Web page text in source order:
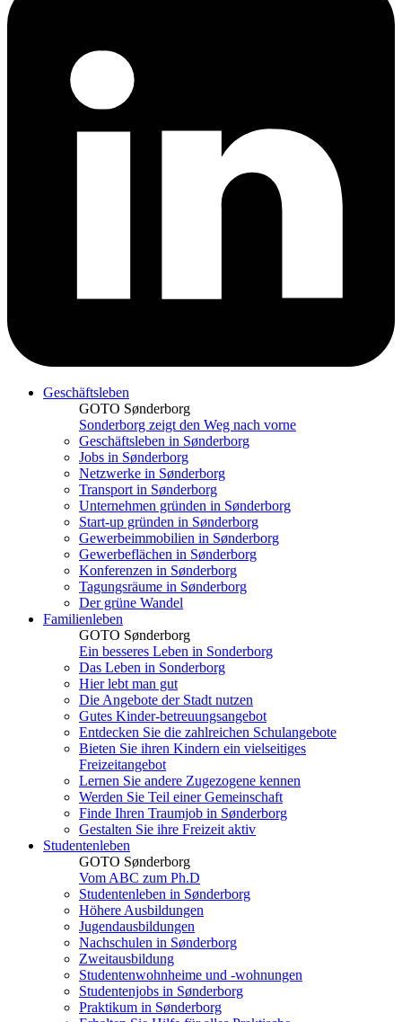
Geschäftsleben
GOTO Sønderborg
Sonderborg zeigt den Weg nach vorne
Geschäftsleben in Sønderborg
Jobs in Sønderborg
Netzwerke in Sønderborg
Transport in Sønderborg
Unternehmen gründen in Sønderborg
Start-up gründen in Sønderborg
Gewerbeimmobilien in Sønderborg
Gewerbeflächen in Sønderborg
Konferenzen in Sønderborg
Tagungsräume in Sønderborg
Der grüne Wandel
Familienleben
GOTO Sønderborg
Ein besseres Leben in Sonderborg
Das Leben in Sonderborg
Hier lebt man gut
Die Angebote der Stadt nutzen
Gutes Kinder-betreuungsangebot
Entdecken Sie die zahlreichen Schulangebote
Bieten Sie ihren Kindern ein vielseitiges
Freizeitangebot
Lernen Sie andere Zugezogene kennen
Werden Sie Teil einer Gemeinschaft
Finde Ihren Traumjob in Sønderborg
Gestalten Sie ihre Freizeit aktiv
Studentenleben
GOTO Sønderborg
Vom ABC zum Ph.D
Studentenleben in Sønderborg
Höhere Ausbildungen
Jugendausbildungen
Nachschulen in Sønderborg
Zweitausbildung
Studentenwohnheime und -wohnungen
Studentenjobs in Sønderborg
Praktikum in Sønderborg